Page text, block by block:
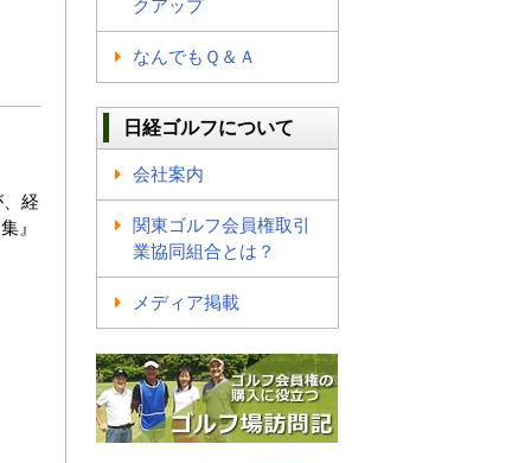
経
』
クアップ
なんでもＱ＆Ａ
日経ゴルフについて
会社案内
関東ゴルフ会員権取引
業協同組合とは？
メディア掲載